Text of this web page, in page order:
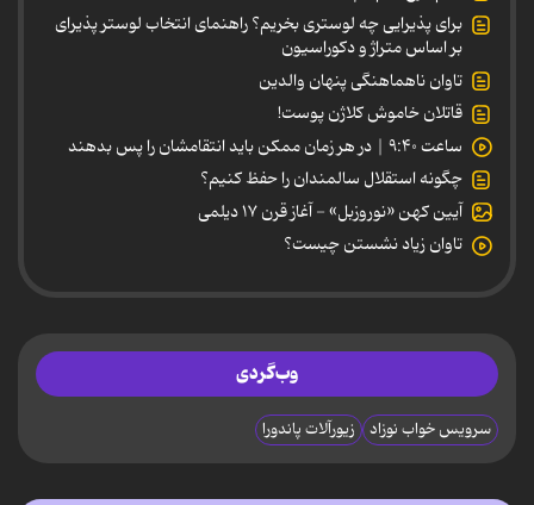
برای پذیرایی چه لوستری بخریم؟ راهنمای انتخاب لوستر پذیرای
بر اساس متراژ و دکوراسیون
تاوان ناهماهنگی پنهان والدین
قاتلان خاموش کلاژن پوست!
ساعت ۹:۴۰ | در هر زمان ممکن باید انتقامشان را پس بدهند
چگونه استقلال سالمندان را حفظ کنیم؟
آیین کهن «نوروزبل» - آغاز قرن ۱۷ دیلمی
تاوان زیاد نشستن چیست؟
وب‌گردی
سرویس خواب نوزاد زیورآلات پاندورا